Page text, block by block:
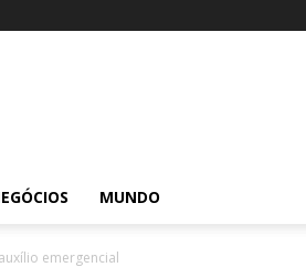
MUNDO
emergencial